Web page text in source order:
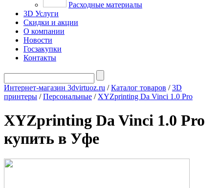
Расходные материалы
3D Услуги
Скидки и акции
О компании
Новости
Госзакупки
Контакты
Интернет-магазин 3dvirtuoz.ru /Каталог товаров /3D
принтеры /Персональные / XYZprinting Da Vinci 1.0 Pro
XYZprinting Da Vinci 1.0 Pro
купить в Уфе